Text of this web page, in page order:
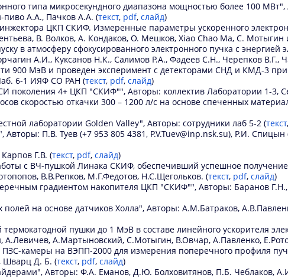
типа микросекундного диапазона мощностью более 100
А.А., Пачков А.А. (текст, pdf, слайд)
ЦКП СКИФ. Измеренные параметры ускоренного
В. Волков, А. Кондаков, О. Мешков, Xiao Chao Ma, С. Мотыгин
в атмосферу сфокусированного электронного пучка с
А.И., Куксанов Н.К., Салимов Р.А., Фадеев С.Н., Черепков В.Г.,
900 МэВ и проведен эксперимент с детекторами СНД и КМД-3
6-1 ИЯФ СО РАН (текст, pdf, слайд)
поколения 4+ ЦКП "СКИФ"", Авторы: коллектив Лаборатории 1-3,
скоростью откачки 300 – 1200 л/с на основе спеченных
лаборатории Golden Valley", Авторы: сотрудники лаб 5-2 (текст,
П.В. Туев (+7 953 805 4381, P.V.Tuev@inp.nsk.su), Р.И.
Г.В. (текст, pdf, слайд)
с ВЧ-пушкой Линака СКИФ, обеспечивший успешное
В.В.Репков, М.Г.Федотов, Н.С.Щегольков. (текст, pdf, слайд)
градиентом накопителя ЦКП "СКИФ"", Авторы: Баранов
на основе датчиков Холла", Авторы: А.М.Батраков,
пушки до 1 МэВ в составе линейного ускорителя
А.Левичев, А.Мартыновский, С.Мотыгин, В.Овчар, А.Павленко,
камеры на ВЭПП-2000 для измерения поперечного профиля
Шварц Д. Б. (текст, pdf, слайд)
Авторы: Ф.А. Еманов, Д.Ю. Болховитянов, П.Б. Чеблаков,